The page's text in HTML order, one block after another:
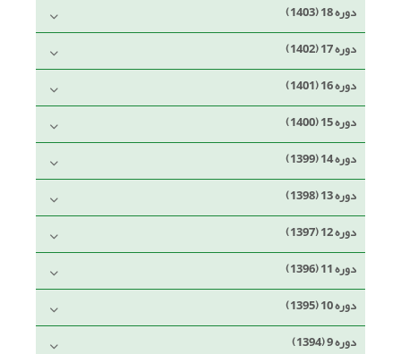
دوره 18 (1403)
دوره 17 (1402)
دوره 16 (1401)
دوره 15 (1400)
دوره 14 (1399)
دوره 13 (1398)
دوره 12 (1397)
دوره 11 (1396)
دوره 10 (1395)
دوره 9 (1394)